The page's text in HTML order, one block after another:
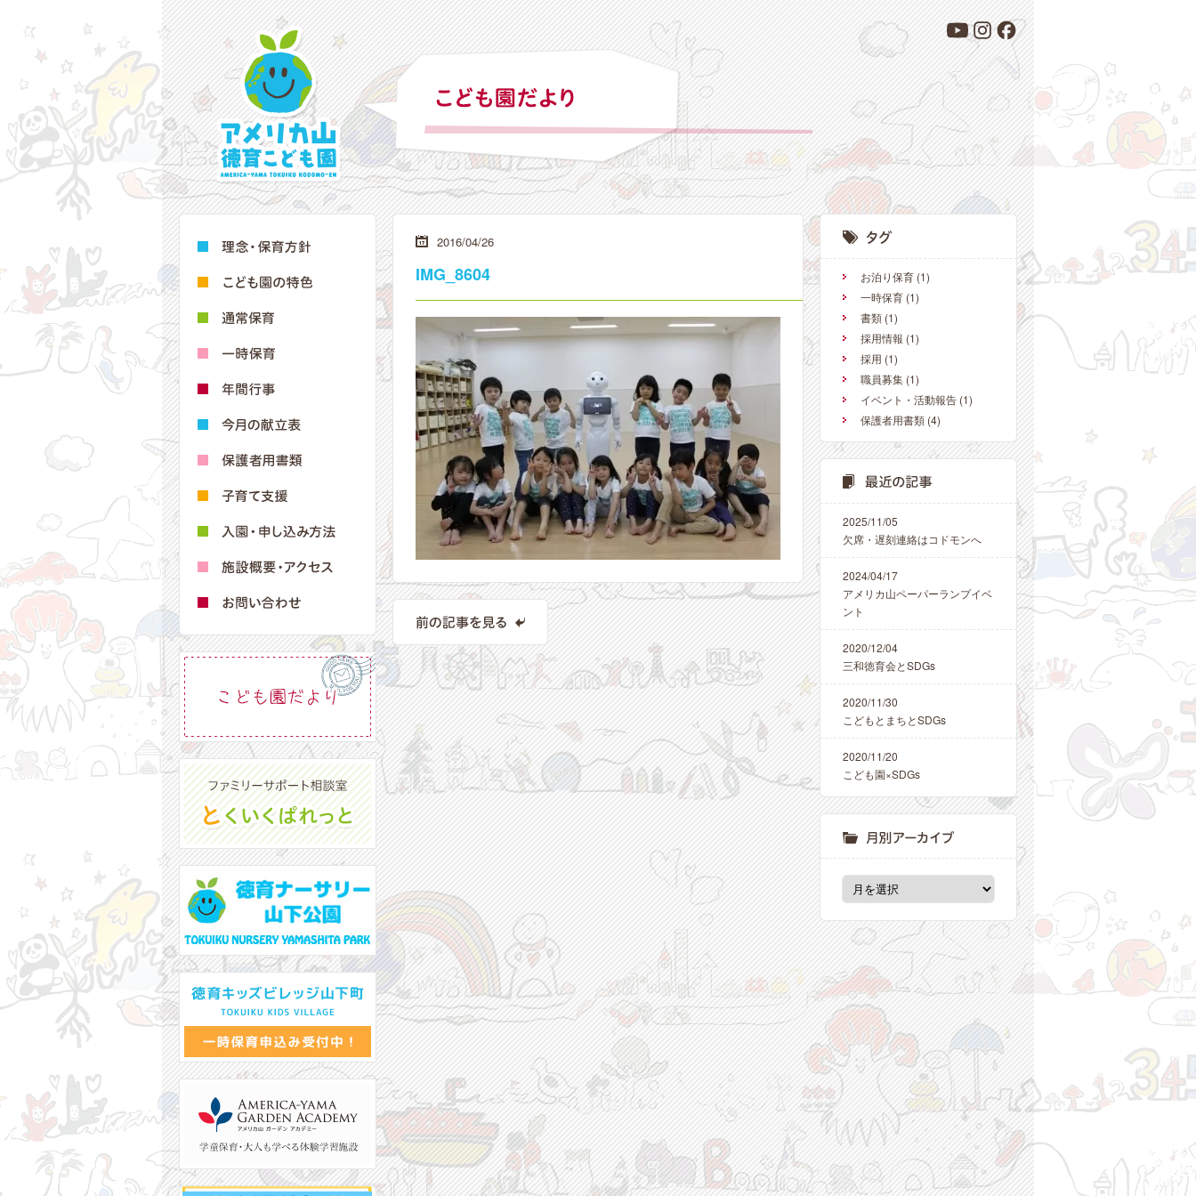
2016/04/26
IMG_8604 お泊り保育 (1)
一時保育 (1)
書類 (1)
採用情報 (1)
採用 (1)
職員募集 (1)
イベント・活動報告 (1)
保護者用書類 (4)
2025/11/05
欠席・遅刻連絡はコドモンへ
2024/04/17
アメリカ山ペーパーランプイベ
ント
2020/12/04
三和徳育会とSDGs
2020/11/30
こどもとまちとSDGs
2020/11/20
こども園×SDGs